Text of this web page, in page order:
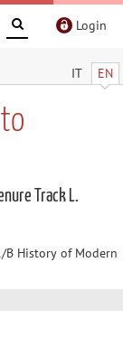
Login
IT EN
Track L.
B History of Modern